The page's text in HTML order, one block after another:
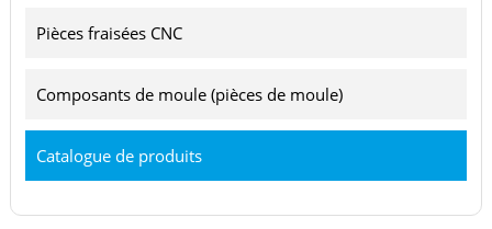
Pièces fraisées CNC
Composants de moule (pièces de moule)
Catalogue de produits